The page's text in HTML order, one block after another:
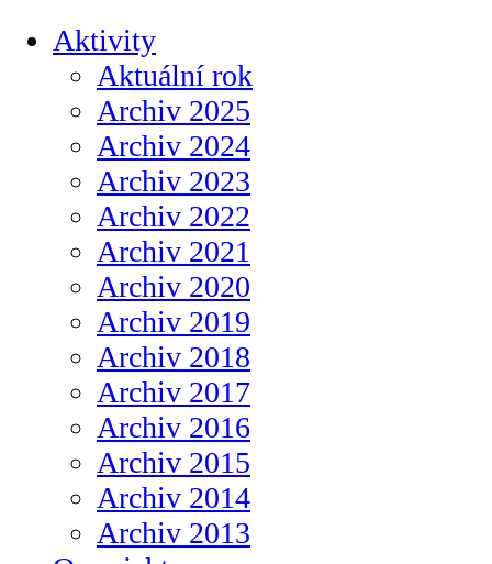
Aktivity
Aktuální rok
Archiv 2025
Archiv 2024
Archiv 2023
Archiv 2022
Archiv 2021
Archiv 2020
Archiv 2019
Archiv 2018
Archiv 2017
Archiv 2016
Archiv 2015
Archiv 2014
Archiv 2013